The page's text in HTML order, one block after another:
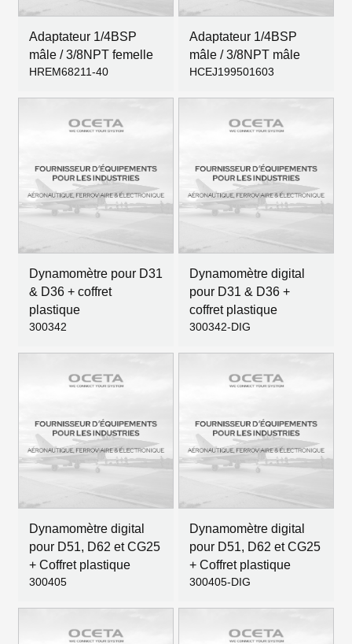
Adaptateur 1/4BSP
mâle / 3/8NPT femelle
HREM68211-40
Adaptateur 1/4BSP
mâle / 3/8NPT mâle
HCEJ199501603
Dynamomètre pour D31
& D36 + coffret
plastique
300342
Dynamomètre digital
pour D31 & D36 +
coffret plastique
300342-DIG
Dynamomètre digital
pour D51, D62 et CG25
+ Coffret plastique
300405
Dynamomètre digital
pour D51, D62 et CG25
+ Coffret plastique
300405-DIG